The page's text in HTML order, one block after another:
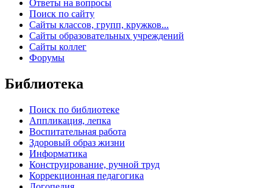
Ответы на вопросы
Поиск по сайту
Сайты классов, групп, кружков...
Сайты образовательных учреждений
Сайты коллег
Форумы
Библиотека
Поиск по библиотеке
Аппликация, лепка
Воспитательная работа
Здоровый образ жизни
Информатика
Конструирование, ручной труд
Коррекционная педагогика